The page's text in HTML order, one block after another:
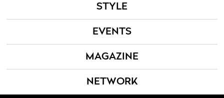
STYLE
EVENTS
MAGAZINE
NETWORK